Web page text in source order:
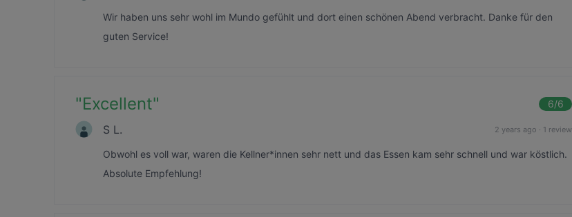
Wir haben uns sehr wohl im Mundo gefühlt und dort einen schönen Abend verbracht. Danke für den
guten Service!
"Excellent" 6/6
S L. 2 years ago · 1 review
Obwohl es voll war, waren die Kellner*innen sehr nett und das Essen kam sehr schnell und war köstlich.
Absolute Empfehlung!